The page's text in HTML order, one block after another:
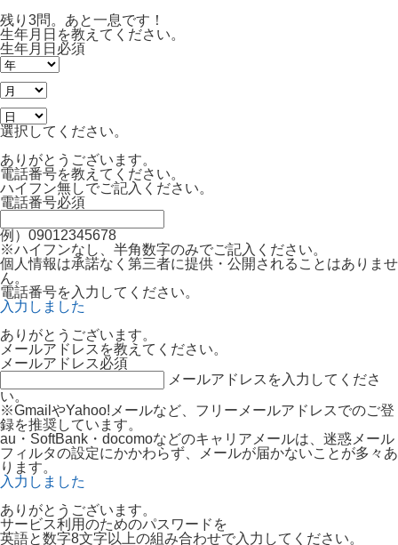
残り3問。あと一息です！
生年月日を教えてください。
生年月日 必須
選択してください。
ありがとうございます。
電話番号を教えてください。
ハイフン無しでご記入ください。
電話番号必須
例）09012345678
※ハイフンなし、半角数字のみでご記入ください。
個人情報は承諾なく第三者に提供・公開されることはありませ
ん。
電話番号を入力してください。
入力しました
ありがとうございます。
メールアドレスを教えてください。
メールアドレス必須
メールアドレスを入力してくださ
い。
※GmailやYahoo!メールなど、フリーメールアドレスでのご登
録を推奨しています。
au・SoftBank・docomoなどのキャリアメールは、迷惑メール
フィルタの設定にかかわらず、メールが届かないことが多々あ
ります。
入力しました
ありがとうございます。
サービス利用のためのパスワードを
英語と数字8文字以上の組み合わせで入力してください。